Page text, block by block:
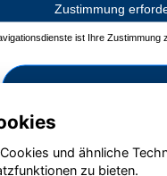
Zustimmung
ist Ihre Zustimmung
Zustimmen und
und ähnliche
zu bieten.